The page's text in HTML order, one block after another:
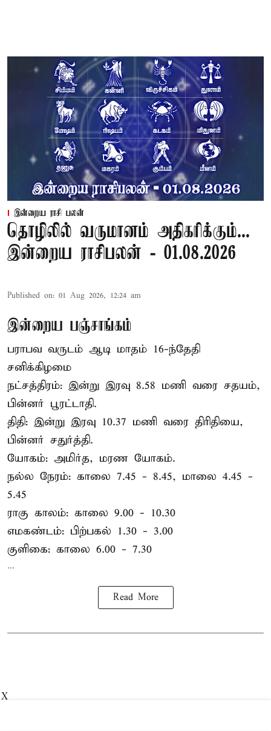
இன்றைய ராசி பலன்
தொழிலில் வருமானம் அதிகரிக்கும்...
இன்றைய ராசிபலன் - 01.08.2026
Published on: 01 Aug 2026, 12:24 am
இன்றைய பஞ்சாங்கம்
பராபவ வருடம் ஆடி மாதம் 16-ந்தேதி
சனிக்கிழமை
நட்சத்திரம்: இன்று இரவு 8.58 மணி வரை சதயம்,
பின்னர் பூரட்டாதி.
திதி: இன்று இரவு 10.37 மணி வரை திரிதியை,
பின்னர் சதுர்த்தி.
யோகம்: அமிர்த, மரண யோகம்.
நல்ல நேரம்: காலை 7.45 - 8.45, மாலை 4.45 -
5.45
ராகு காலம்: காலை 9.00 - 10.30
எமகண்டம்: பிற்பகல் 1.30 - 3.00
குளிகை: காலை 6.00 - 7.30
...
Read More
X